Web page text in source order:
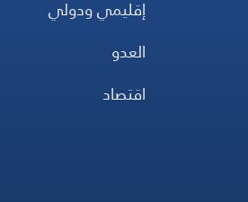
إقليمي ودولي
العدو
اقتصاد